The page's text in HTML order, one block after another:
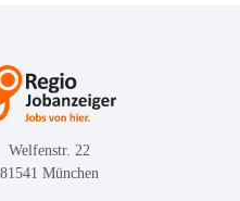
Welfenstr. 22
81541 München